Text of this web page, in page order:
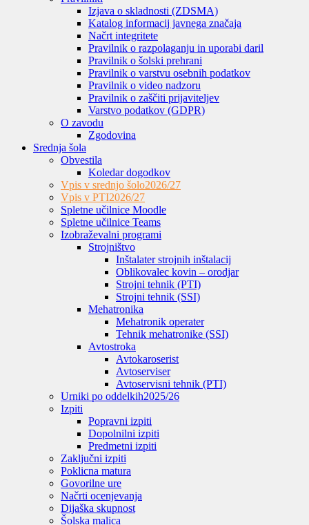
Izjava o skladnosti (ZDSMA)
Katalog informacij javnega značaja
Načrt integritete
Pravilnik o razpolaganju in uporabi daril
Pravilnik o šolski prehrani
Pravilnik o varstvu osebnih podatkov
Pravilnik o video nadzoru
Pravilnik o zaščiti prijaviteljev
Varstvo podatkov (GDPR)
O zavodu
Zgodovina
Srednja šola
Obvestila
Koledar dogodkov
Vpis v srednjo šolo2026/27
Vpis v PTI2026/27
Spletne učilnice Moodle
Spletne učilnice Teams
Izobraževalni programi
Strojništvo
Inštalater strojnih inštalacij
Oblikovalec kovin – orodjar
Strojni tehnik (PTI)
Strojni tehnik (SSI)
Mehatronika
Mehatronik operater
Tehnik mehatronike (SSI)
Avtostroka
Avtokaroserist
Avtoserviser
Avtoservisni tehnik (PTI)
Urniki po oddelkih2025/26
Izpiti
Popravni izpiti
Dopolnilni izpiti
Predmetni izpiti
Zaključni izpiti
Poklicna matura
Govorilne ure
Načrti ocenjevanja
Dijaška skupnost
Šolska malica